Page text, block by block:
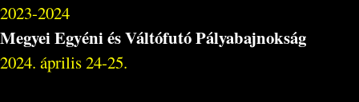
2023-2024
Megyei Egyéni és Váltófutó Pályabajnokság
2024. április 24-25.